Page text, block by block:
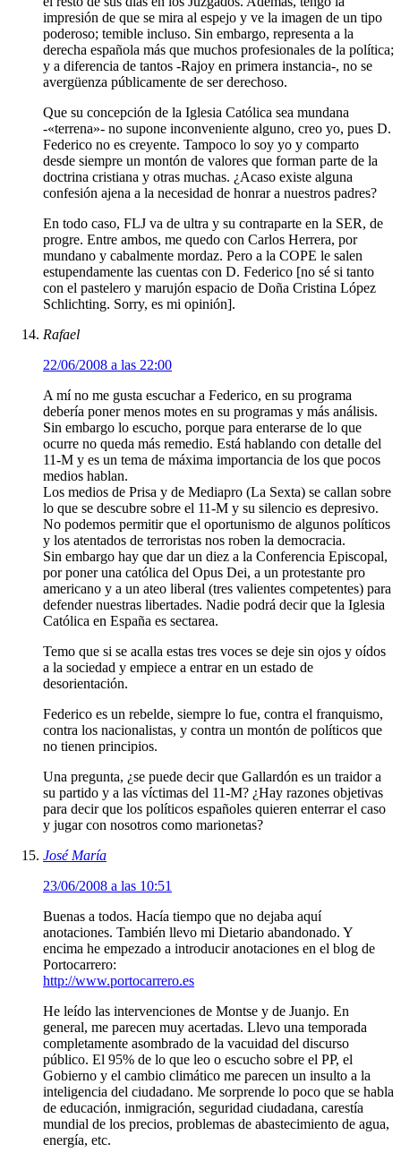
impresión de que se mira al espejo y ve la imagen de un tipo
poderoso; temible incluso. Sin embargo, representa a la
derecha española más que muchos profesionales de la política;
y a diferencia de tantos -Rajoy en primera instancia-, no se
avergüenza públicamente de ser derechoso.
Que su concepción de la Iglesia Católica sea mundana
-«terrena»- no supone inconveniente alguno, creo yo, pues D.
Federico no es creyente. Tampoco lo soy yo y comparto
desde siempre un montón de valores que forman parte de la
doctrina cristiana y otras muchas. ¿Acaso existe alguna
confesión ajena a la necesidad de honrar a nuestros padres?
En todo caso, FLJ va de ultra y su contraparte en la SER, de
progre. Entre ambos, me quedo con Carlos Herrera, por
mundano y cabalmente mordaz. Pero a la COPE le salen
estupendamente las cuentas con D. Federico [no sé si tanto
con el pastelero y marujón espacio de Doña Cristina López
Schlichting. Sorry, es mi opinión].
Rafael
22/06/2008 a las 22:00
A mí no me gusta escuchar a Federico, en su programa
debería poner menos motes en su programas y más análisis.
Sin embargo lo escucho, porque para enterarse de lo que
ocurre no queda más remedio. Está hablando con detalle del
11-M y es un tema de máxima importancia de los que pocos
medios hablan.
Los medios de Prisa y de Mediapro (La Sexta) se callan sobre
lo que se descubre sobre el 11-M y su silencio es depresivo.
No podemos permitir que el oportunismo de algunos políticos
y los atentados de terroristas nos roben la democracia.
Sin embargo hay que dar un diez a la Conferencia Episcopal,
por poner una católica del Opus Dei, a un protestante pro
americano y a un ateo liberal (tres valientes competentes) para
defender nuestras libertades. Nadie podrá decir que la Iglesia
Católica en España es sectarea.
Temo que si se acalla estas tres voces se deje sin ojos y oídos
a la sociedad y empiece a entrar en un estado de
desorientación.
Federico es un rebelde, siempre lo fue, contra el franquismo,
contra los nacionalistas, y contra un montón de políticos que
no tienen principios.
Una pregunta, ¿se puede decir que Gallardón es un traidor a
su partido y a las víctimas del 11-M? ¿Hay razones objetivas
para decir que los políticos españoles quieren enterrar el caso
y jugar con nosotros como marionetas?
José María
23/06/2008 a las 10:51
Buenas a todos. Hacía tiempo que no dejaba aquí
anotaciones. También llevo mi Dietario abandonado. Y
encima he empezado a introducir anotaciones en el blog de
Portocarrero:
http://www.portocarrero.es
He leído las intervenciones de Montse y de Juanjo. En
general, me parecen muy acertadas. Llevo una temporada
completamente asombrado de la vacuidad del discurso
público. El 95% de lo que leo o escucho sobre el PP, el
Gobierno y el cambio climático me parecen un insulto a la
inteligencia del ciudadano. Me sorprende lo poco que se habla
de educación, inmigración, seguridad ciudadana, carestía
mundial de los precios, problemas de abastecimiento de agua,
energía, etc.